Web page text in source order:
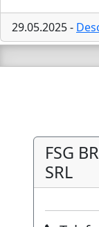
29.05.2025 -
FSG
SRL